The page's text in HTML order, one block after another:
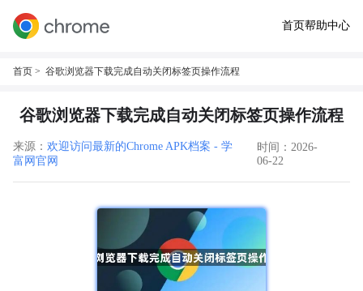
首页帮助中心
首页 > 谷歌浏览器下载完成自动关闭标签页操作流程
谷歌浏览器下载完成自动关闭标签页操作流程
来源： 欢迎访问最新的Chrome APK档案 - 学
富网官网
时间：2026-
06-22